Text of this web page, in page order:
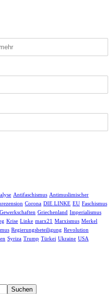
Antifaschismus Antimuslimischer
Corona DIE LINKE EU Faschismus
Gewerkschaften Griechenland Imperialismus
Krise Linke marx21 Marxismus Merkel
Regierungsbeteiligung Revolution
Syriza Trump Türkei Ukraine USA
Suchen